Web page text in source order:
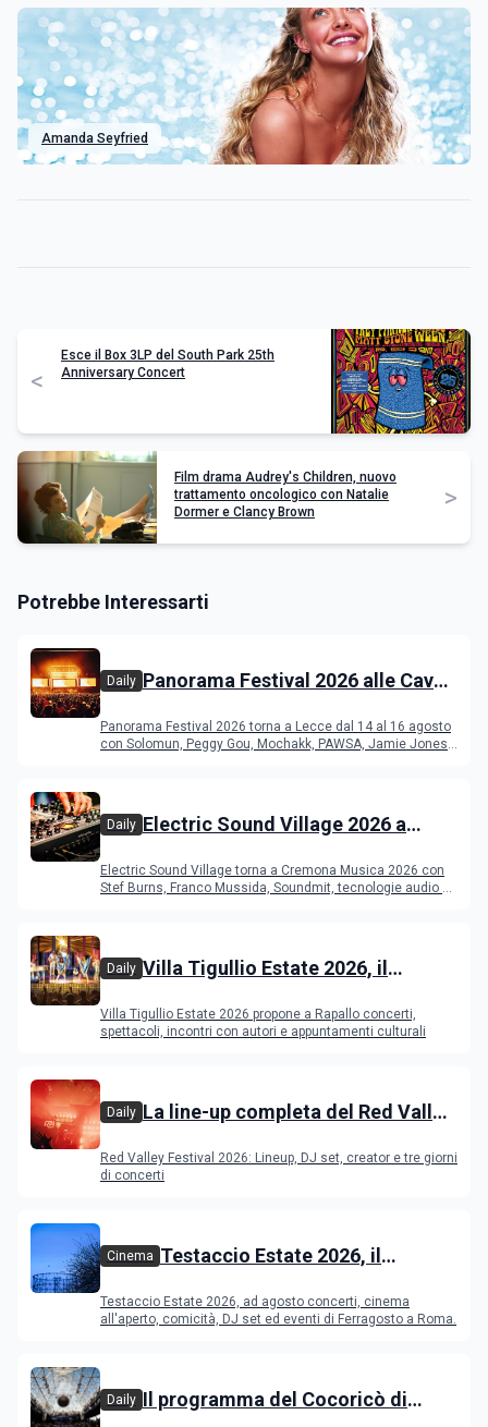
Amanda Seyfried
<
Esce il Box 3LP del South Park 25th
Anniversary Concert
Film drama Audrey's Children, nuovo
trattamento oncologico con Natalie
Dormer e Clancy Brown
>
Potrebbe Interessarti
Daily Panorama Festival 2026 alle Cave
programma
Panorama Festival 2026 torna a Lecce dal 14 al 16 agosto
con Solomun, Peggy Gou, Mochakk, PAWSA, Jamie Jones
Daily Electric Sound Village 2026 a
Young Band Contest, il programma
Electric Sound Village torna a Cremona Musica 2026 con
Stef Burns, Franco Mussida, Soundmit, tecnologie audio e
Daily Villa Tigullio Estate 2026, il
Villa Tigullio Estate 2026 propone a Rapallo concerti,
spettacoli, incontri con autori e appuntamenti culturali
Daily La line-up completa del Red Valley
Red Valley Festival 2026: Lineup, DJ set, creator e tre giorni
di concerti
Cinema Testaccio Estate 2026, il
Ferragosto
Testaccio Estate 2026, ad agosto concerti, cinema
all'aperto, comicità, DJ set ed eventi di Ferragosto a Roma.
Daily Il programma del Cocoricò di